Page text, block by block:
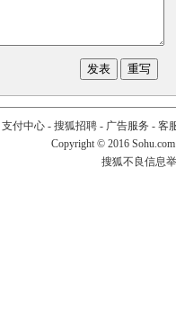
支付中心- 搜狐招聘- 广告服务 - 客
Copyright © 2016
搜狐不良信息